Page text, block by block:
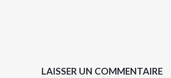
LAISSER UN COMMENTAIRE